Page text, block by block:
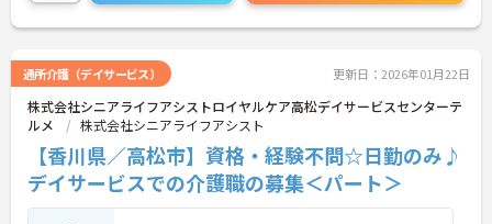
通所介護（デイサービス） 更新日：2026年01月22日
株式会社シニアライフアシストロイヤルケア高松デイサービスセンターテ
ルメ
株式会社シニアライフアシスト
【香川県／高松市】資格・経験不問☆日勤のみ♪
デイサービスでの介護職の募集＜パート＞